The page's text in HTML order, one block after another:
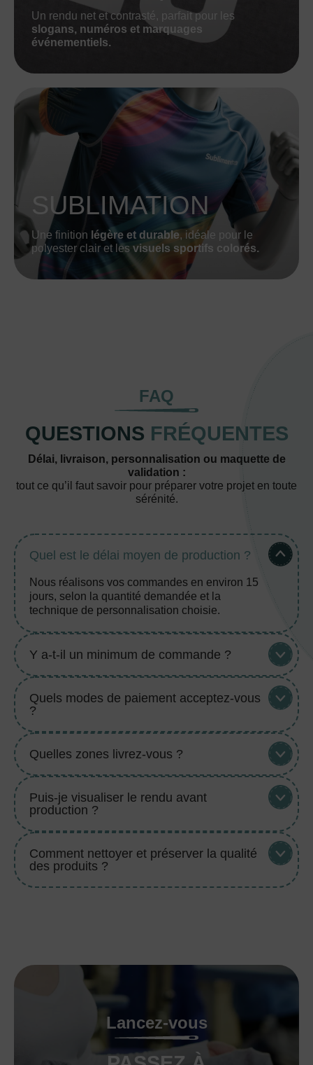
Un rendu net et contrasté, parfait pour les
slogans, numéros et marquages
événementiels.
SUBLIMATION
Une finition légère et durable, idéale pour le
polyester clair et les visuels sportifs colorés.
FAQ
QUESTIONS FRÉQUENTES
Délai, livraison, personnalisation ou maquette de
validation :
tout ce qu’il faut savoir pour préparer votre projet en toute
sérénité.
Quel est le délai moyen de production ?
Nous réalisons vos commandes en environ 15
jours, selon la quantité demandée et la
technique de personnalisation choisie.
Y a-t-il un minimum de commande ?
Quels modes de paiement acceptez-vous
?
Quelles zones livrez-vous ?
Puis-je visualiser le rendu avant
production ?
Comment nettoyer et préserver la qualité
des produits ?
Lancez-vous